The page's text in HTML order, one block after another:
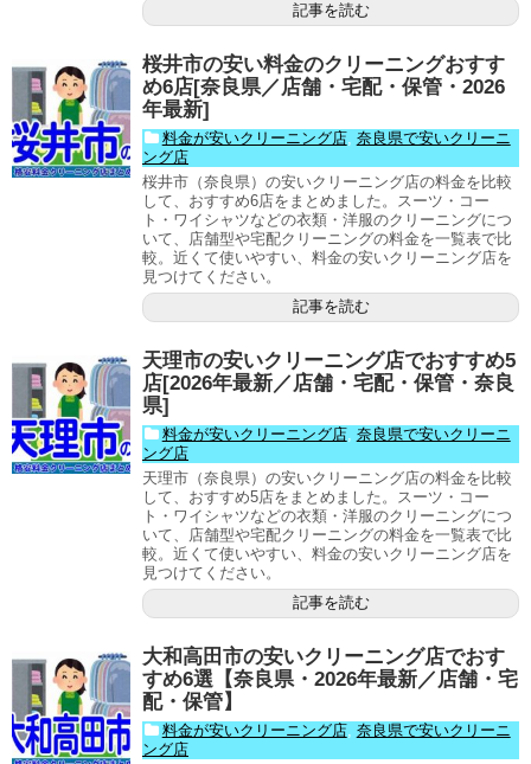
記事を読む
桜井市の安い料金のクリーニングおすす
め6店[奈良県／店舗・宅配・保管・2026
年最新]
料金が安いクリーニング店, 奈良県で安いクリーニ
ング店
桜井市（奈良県）の安いクリーニング店の料金を比較
して、おすすめ6店をまとめました。スーツ・コー
ト・ワイシャツなどの衣類・洋服のクリーニングにつ
いて、店舗型や宅配クリーニングの料金を一覧表で比
較。近くて使いやすい、料金の安いクリーニング店を
見つけてください。
記事を読む
天理市の安いクリーニング店でおすすめ5
店[2026年最新／店舗・宅配・保管・奈良
県]
料金が安いクリーニング店, 奈良県で安いクリーニ
ング店
天理市（奈良県）の安いクリーニング店の料金を比較
して、おすすめ5店をまとめました。スーツ・コー
ト・ワイシャツなどの衣類・洋服のクリーニングにつ
いて、店舗型や宅配クリーニングの料金を一覧表で比
較。近くて使いやすい、料金の安いクリーニング店を
見つけてください。
記事を読む
大和高田市の安いクリーニング店でおす
すめ6選【奈良県・2026年最新／店舗・宅
配・保管】
料金が安いクリーニング店, 奈良県で安いクリーニ
ング店